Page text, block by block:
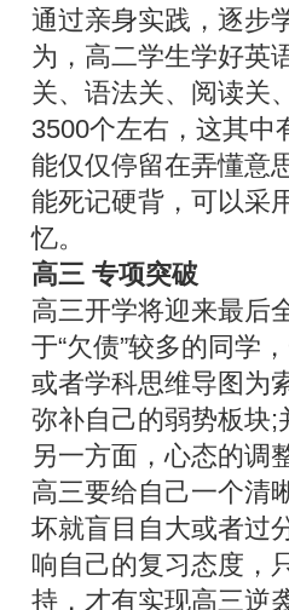
通过亲身实践，逐步
为，高二学生学好英
关、语法关、阅读关
3500个左右，这其中
能仅仅停留在弄懂意
能死记硬背，可以采
忆。
高三 专项突破
高三开学将迎来最后
于“欠债”较多的同学
或者学科思维导图为
弥补自己的弱势板块
另一方面，心态的调
高三要给自己一个清
坏就盲目自大或者过
响自己的复习态度，
持，才有实现高三逆